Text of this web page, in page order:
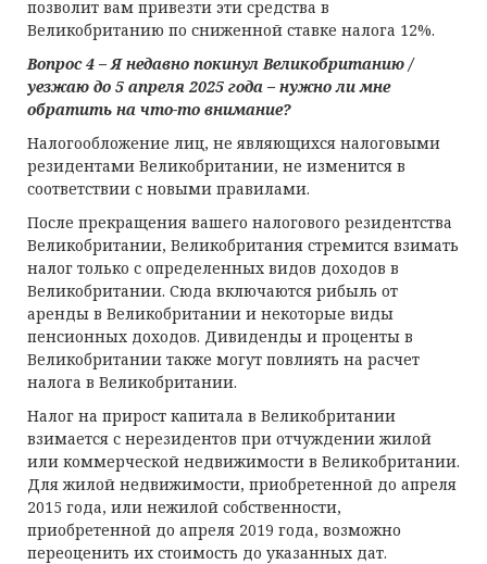
позволит вам привезти эти средства в
Великобританию по сниженной ставке налога 12%.
Вопрос 4 – Я недавно покинул Великобританию /
уезжаю до 5 апреля 2025 года – нужно ли мне
обратить на что-то внимание?
Налогообложение лиц, не являющихся налоговыми
резидентами Великобритании, не изменится в
соответствии с новыми правилами.
После прекращения вашего налогового резидентства
Великобритании, Великобритания стремится взимать
налог только с определенных видов доходов в
Великобритании. Сюда включаются рибыль от
аренды в Великобритании и некоторые виды
пенсионных доходов. Дивиденды и проценты в
Великобритании также могут повлиять на расчет
налога в Великобритании.
Налог на прирост капитала в Великобритании
взимается с нерезидентов при отчуждении жилой
или коммерческой недвижимости в Великобритании.
Для жилой недвижимости, приобретенной до апреля
2015 года, или нежилой собственности,
приобретенной до апреля 2019 года, возможно
переоценить их стоимость до указанных дат.